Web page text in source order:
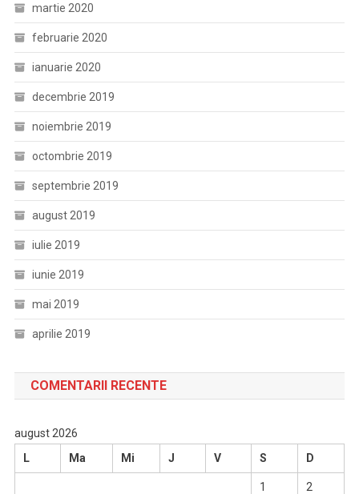
martie 2020
februarie 2020
ianuarie 2020
decembrie 2019
noiembrie 2019
octombrie 2019
septembrie 2019
august 2019
iulie 2019
iunie 2019
mai 2019
aprilie 2019
COMENTARII RECENTE
august 2026
L
Ma Mi J V S D
1 2